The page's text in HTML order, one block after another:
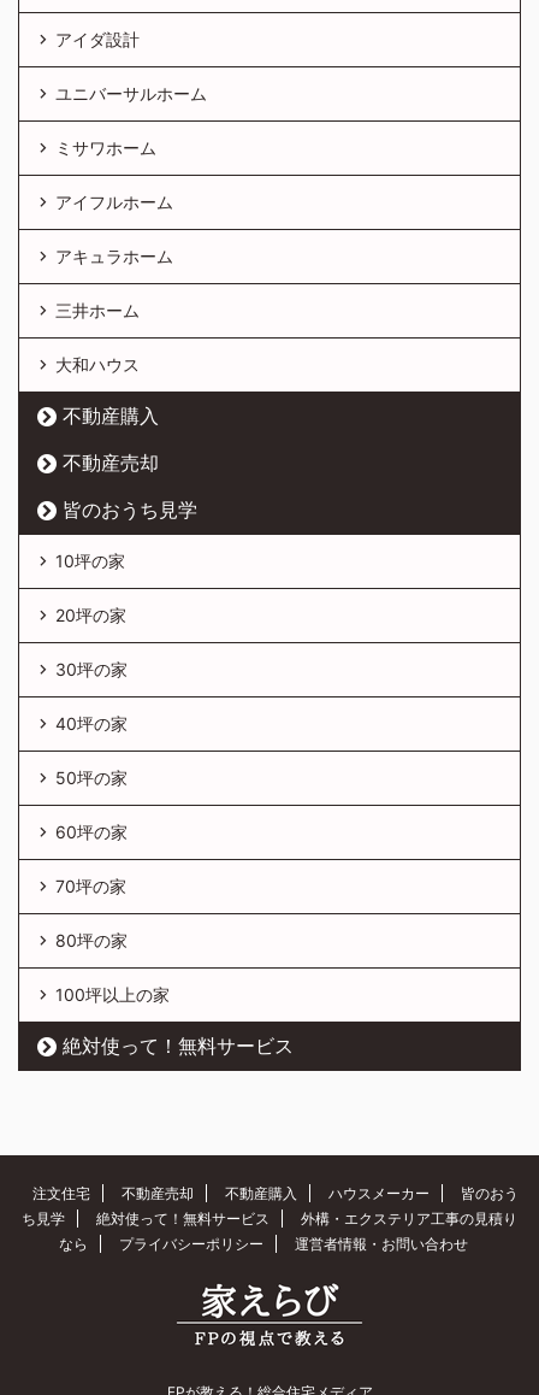
アイダ設計
ユニバーサルホーム
ミサワホーム
アイフルホーム
アキュラホーム
三井ホーム
大和ハウス
不動産購入
不動産売却
皆のおうち見学
10坪の家
20坪の家
30坪の家
40坪の家
50坪の家
60坪の家
70坪の家
80坪の家
100坪以上の家
絶対使って！無料サービス
注文住宅 不動産売却 不動産購入 ハウスメーカー
皆のおう
ち見学
絶対使って！無料サービス
外構・エクステリア工事の見積り
なら
プライバシーポリシー 運営者情報・お問い合わせ